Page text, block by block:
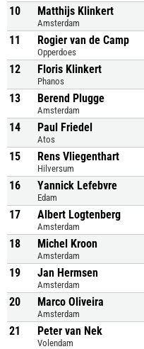
10 Matthijs Klinkert
Amsterdam
11 Rogier van de Camp
Opperdoes
12 Floris Klinkert
Phanos
13 Berend Plugge
Amsterdam
14 Paul Friedel
Atos
15 Rens Vliegenthart
Hilversum
16 Yannick Lefebvre
Edam
17 Albert Logtenberg
Amsterdam
18 Michel Kroon
Amsterdam
19 Jan Hermsen
Amsterdam
20 Marco Oliveira
Amsterdam
21 Peter van Nek
Volendam